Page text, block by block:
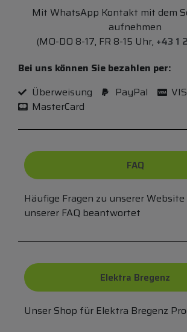
Mit WhatsApp Kontakt mit dem
aufnehmen
(MO-DO 8-17, FR 8-15 Uhr, +43 1
Bei uns können Sie bezahlen per:
Überweisung
PayPal
MasterCard
FAQ
Häufige Fragen zu unserer
unserer FAQ beantwortet
Elektra Bregenz
Unser Shop für Elektra Bregenz